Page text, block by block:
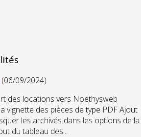
(06/09/2024)
des locations vers Noethysweb
vignette des pièces de type PDF Ajout
les archivés dans les options de la
du tableau des...